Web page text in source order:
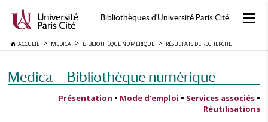
Bibliothèques d'Université Paris Cité
ACCUEIL MEDICA BIBLIOTHÈQUE NUMÉRIQUE RÉSULTATS DE RECHERCHE
Medica — Bibliothèque numérique
Présentation • Mode d’emploi • Services associés •
Réutilisations